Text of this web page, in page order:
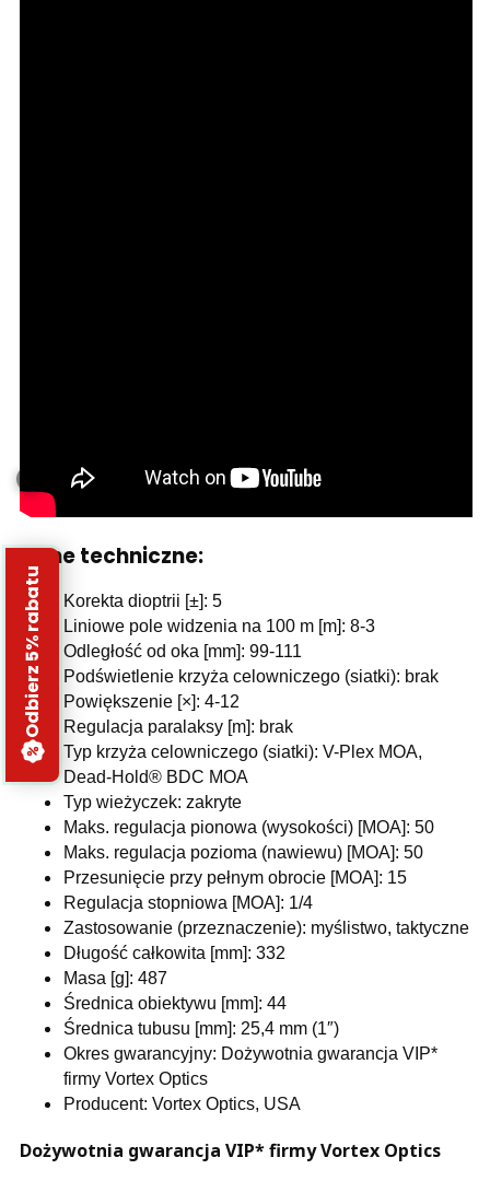
Dane techniczne:
Korekta dioptrii [±]: 5
Liniowe pole widzenia na 100 m [m]: 8-3
Odległość od oka [mm]: 99-111
Podświetlenie krzyża celowniczego (siatki): brak
Powiększenie [×]: 4-12
Regulacja paralaksy [m]: brak
Typ krzyża celowniczego (siatki): V-Plex MOA,
Dead-Hold® BDC MOA
Typ wieżyczek: zakryte
Maks. regulacja pionowa (wysokości) [MOA]: 50
Maks. regulacja pozioma (nawiewu) [MOA]: 50
Przesunięcie przy pełnym obrocie [MOA]: 15
Regulacja stopniowa [MOA]: 1/4
Zastosowanie (przeznaczenie): myślistwo, taktyczne
Długość całkowita [mm]: 332
Masa [g]: 487
Średnica obiektywu [mm]: 44
Średnica tubusu [mm]: 25,4 mm (1″)
Okres gwarancyjny: Dożywotnia gwarancja VIP*
firmy Vortex Optics
Producent: Vortex Optics, USA
Dożywotnia gwarancja VIP* firmy Vortex Optics
Odbierz 5% rabatu